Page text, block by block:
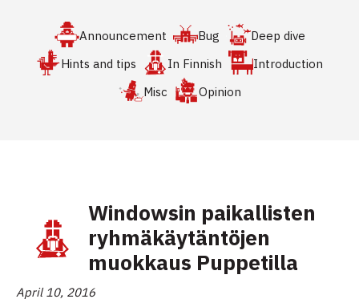
Announcement Bug
Deep dive
Hints and tips
In Finnish
Introduction
Misc
Opinion
Windowsin paikallisten
ryhmäkäytäntöjen
muokkaus Puppetilla
April 10, 2016